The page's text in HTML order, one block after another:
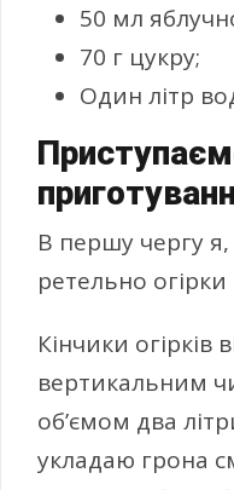
50 мл
70 г цукру;
Один літр
В першу чергу
ретельно
Кінчики огірків
вертикальним
об’ємом два
укладаю грона